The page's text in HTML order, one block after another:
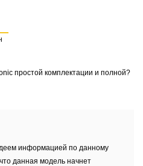
простой комплектации и полной?
информацией по данному
данная модель начнет